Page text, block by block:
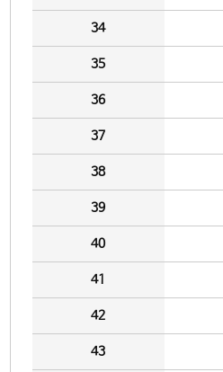
34
35
36
37
38
39
40
41
42
43